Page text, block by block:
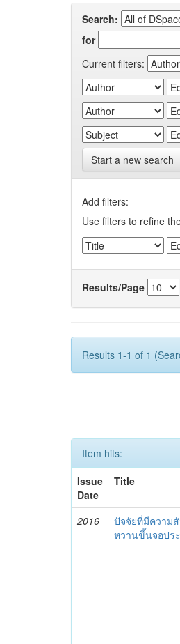
Search:
for
Current filters:
Start a new search
Add filters:
Use filters to refine
Results/Page
Results 1-1 of 1
Item hits:
Issue
Date
Title
2016
ปัจจัยที่มีความ
หวานขึ้นจอปร